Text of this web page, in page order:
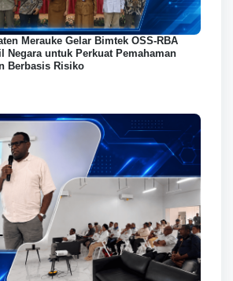
Merauke Gelar Bimtek OSS-RBA
Negara untuk Perkuat Pemahaman
Berbasis Risiko